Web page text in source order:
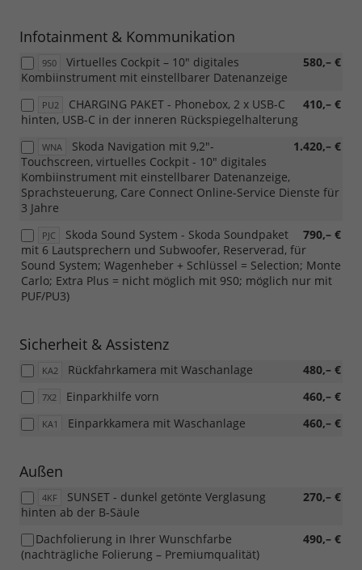
Infotainment & Kommunikation
9S0 580,– €
Virtuelles Cockpit – 10" digitales
Kombiinstrument mit einstellbarer Datenanzeige
PU2 410,– €
CHARGING PAKET - Phonebox, 2 x USB-C
hinten, USB-C in der inneren Rückspiegelhalterung
WNA 1.420,– €
Skoda Navigation mit 9,2"-
Touchscreen, virtuelles Cockpit - 10" digitales
Kombiinstrument mit einstellbarer Datenanzeige,
Sprachsteuerung, Care Connect Online-Service Dienste für
3 Jahre
PJC 790,– €
Skoda Sound System - Skoda Soundpaket
mit 6 Lautsprechern und Subwoofer, Reserverad, für
Sound System; Wagenheber + Schlüssel = Selection; Monte
Carlo; Extra Plus = nicht möglich mit 9S0; möglich nur mit
PUF/PU3)
Sicherheit & Assistenz
KA2 480,– €
Rückfahrkamera mit Waschanlage
7X2 460,– €
Einparkhilfe vorn
KA1 460,– €
Einparkkamera mit Waschanlage
Außen
4KF 270,– €
SUNSET - dunkel getönte Verglasung
hinten ab der B-Säule
490,– €
Dachfolierung in Ihrer Wunschfarbe
(nachträgliche Folierung – Premiumqualität)